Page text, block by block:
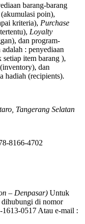
barang-barang
(akumulasi poin),
kriteria), Purchase
Loyalty
dan program-
: penyediaan
setiap item barang ),
dan
hadiah (recipients).
Tangerang Selatan
8166-4702
– Denpasar) Untuk
dihubungi di nomor
0517 Atau e-mail :